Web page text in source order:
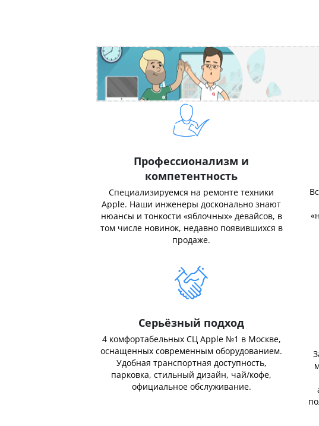
Профессионализм и
компетентность
Специализируемся на ремонте техники
Apple. Наши инженеры досконально знают
нюансы и тонкости «яблочных» девайсов, в
том числе новинок, недавно появившихся в
продаже.
Серьёзный подход
4 комфортабельных СЦ Apple №1 в Москве,
оснащенных современным оборудованием.
Удобная транспортная доступность,
парковка, стильный дизайн, чай/кофе,
официальное обслуживание.